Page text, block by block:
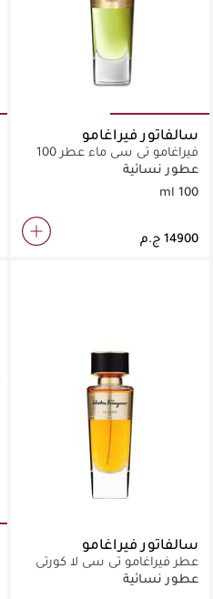
سالفاتور فيراغامو
فيراغامو تي سي ماء عطر 100
مل
عطور نسائية
100 ml
سالفاتور فيراغامو
عطر فيراغامو تي سي لا كورتي
100 مل
عطور نسائية